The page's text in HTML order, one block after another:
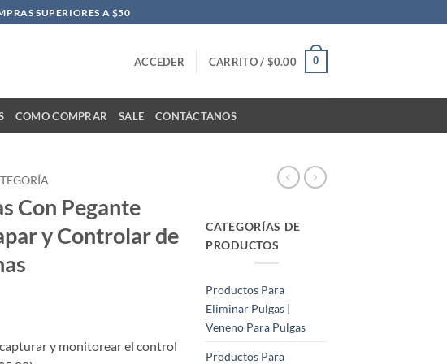
SUPERIORES A $50
ACCEDER CARRITO / $0.00 0
COMO COMPRAR SALE CONTÁCTANOS
Con Pegante
y Controlar de
y monitorear el control
CATEGORÍAS DE
PRODUCTOS
Productos Para
Eliminar Pulgas |
Veneno Para Pulgas
Productos Para